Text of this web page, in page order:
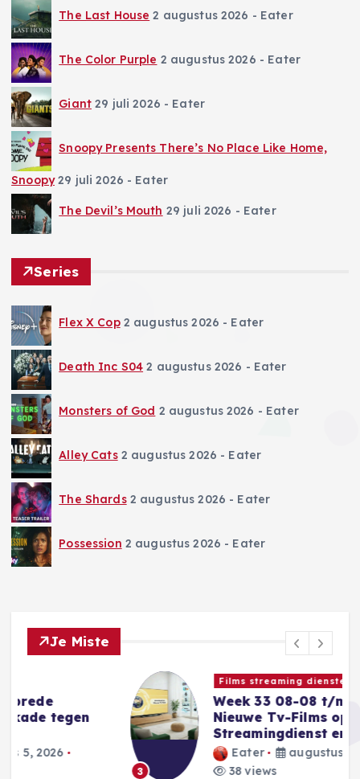
The Last House 2 augustus 2026 - Eater
The Color Purple 2 augustus 2026 - Eater
Giant 29 juli 2026 - Eater
Snoopy Presents There’s No Place Like Home,
Snoopy 29 juli 2026 - Eater
The Devil’s Mouth 29 juli 2026 - Eater
Series
Flex X Cop 2 augustus 2026 - Eater
Death Inc S04 2 augustus 2026 - Eater
Monsters of God 2 augustus 2026 - Eater
Alley Cats 2 augustus 2026 - Eater
The Shards 2 augustus 2026 - Eater
Possession 2 augustus 2026 - Eater
Je Miste
Films streaming diensten en Uk tv
Week 33 08-08 t/m 14-09 De
Nieuwe Tv-Films op de
Streamingdienst en UK Tv
Eater
augustus 5, 2026
38 views